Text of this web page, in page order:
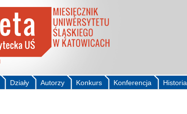
Historia
Konferencja
Konkurs
Autorzy
Działy